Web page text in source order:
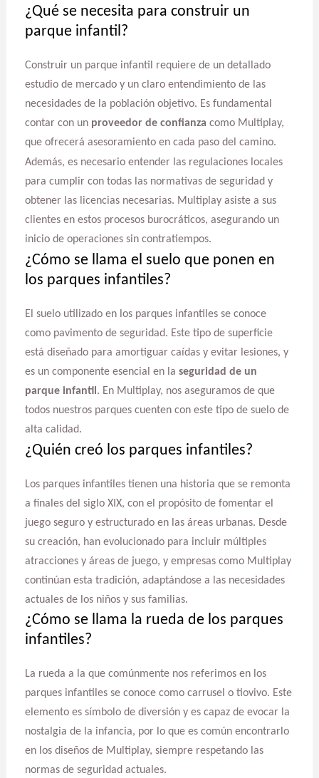
¿Qué se necesita para construir un
parque infantil?
Construir un parque infantil requiere de un detallado
estudio de mercado y un claro entendimiento de las
necesidades de la población objetivo. Es fundamental
contar con un proveedor de confianza como Multiplay,
que ofrecerá asesoramiento en cada paso del camino.
Además, es necesario entender las regulaciones locales
para cumplir con todas las normativas de seguridad y
obtener las licencias necesarias. Multiplay asiste a sus
clientes en estos procesos burocráticos, asegurando un
inicio de operaciones sin contratiempos.
¿Cómo se llama el suelo que ponen en
los parques infantiles?
El suelo utilizado en los parques infantiles se conoce
como pavimento de seguridad. Este tipo de superficie
está diseñado para amortiguar caídas y evitar lesiones, y
es un componente esencial en la seguridad de un
parque infantil . En Multiplay, nos aseguramos de que
todos nuestros parques cuenten con este tipo de suelo de
alta calidad.
¿Quién creó los parques infantiles?
Los parques infantiles tienen una historia que se remonta
a finales del siglo XIX, con el propósito de fomentar el
juego seguro y estructurado en las áreas urbanas. Desde
su creación, han evolucionado para incluir múltiples
atracciones y áreas de juego, y empresas como Multiplay
continúan esta tradición, adaptándose a las necesidades
actuales de los niños y sus familias.
¿Cómo se llama la rueda de los parques
infantiles?
La rueda a la que comúnmente nos referimos en los
parques infantiles se conoce como carrusel o tiovivo. Este
elemento es símbolo de diversión y es capaz de evocar la
nostalgia de la infancia, por lo que es común encontrarlo
en los diseños de Multiplay, siempre respetando las
normas de seguridad actuales.